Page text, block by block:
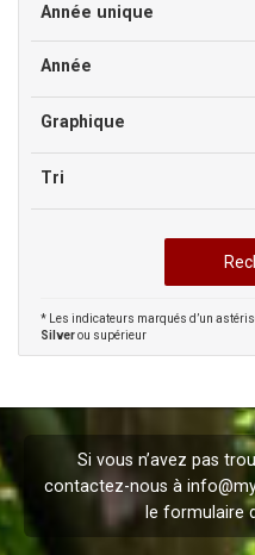
Année unique
Année
Graphique
Tri
* Les indicateurs marqués d’un
Silverou supérieur
Si vous n’avez pas
contactez-nous à
le formulaire